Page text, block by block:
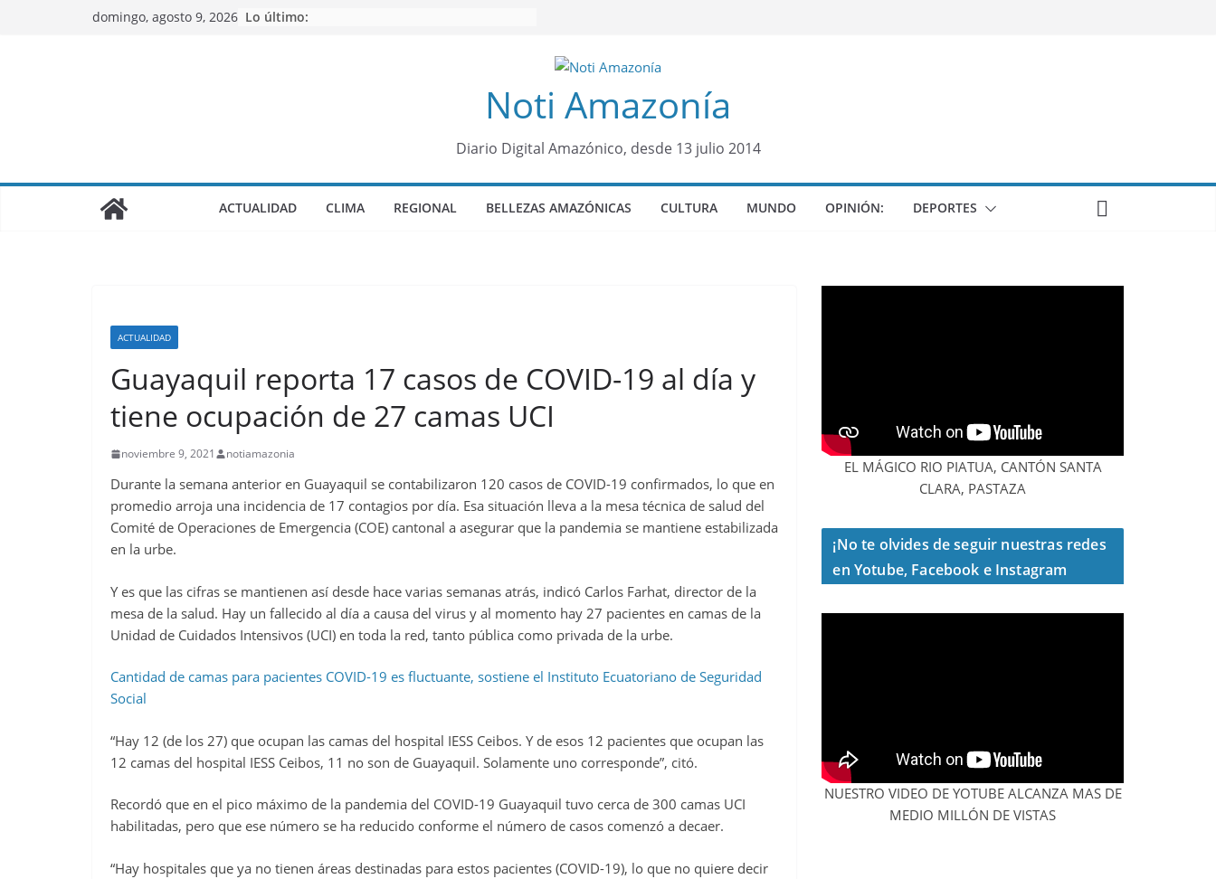
domingo, agosto 9, 2026 Lo último:
Noti Amazonía
Diario Digital Amazónico, desde 13 julio 2014
ACTUALIDAD CLIMA REGIONAL BELLEZAS AMAZÓNICAS CULTURA MUNDO OPINIÓN: DEPORTES
ACTUALIDAD
Guayaquil reporta 17 casos de COVID-19 al día y
tiene ocupación de 27 camas UCI
noviembre 9, 2021 notiamazonia
Durante la semana anterior en Guayaquil se contabilizaron 120 casos de COVID-19 confirmados, lo que en
promedio arroja una incidencia de 17 contagios por día. Esa situación lleva a la mesa técnica de salud del
Comité de Operaciones de Emergencia (COE) cantonal a asegurar que la pandemia se mantiene estabilizada
en la urbe.
Y es que las cifras se mantienen así desde hace varias semanas atrás, indicó Carlos Farhat, director de la
mesa de la salud. Hay un fallecido al día a causa del virus y al momento hay 27 pacientes en camas de la
Unidad de Cuidados Intensivos (UCI) en toda la red, tanto pública como privada de la urbe.
Cantidad de camas para pacientes COVID-19 es fluctuante, sostiene el Instituto Ecuatoriano de Seguridad
Social
“Hay 12 (de los 27) que ocupan las camas del hospital IESS Ceibos. Y de esos 12 pacientes que ocupan las
12 camas del hospital IESS Ceibos, 11 no son de Guayaquil. Solamente uno corresponde”, citó.
Recordó que en el pico máximo de la pandemia del COVID-19 Guayaquil tuvo cerca de 300 camas UCI
habilitadas, pero que ese número se ha reducido conforme el número de casos comenzó a decaer.
“Hay hospitales que ya no tienen áreas destinadas para estos pacientes (COVID-19), lo que no quiere decir
EL MÁGICO RIO PIATUA, CANTÓN SANTA
CLARA, PASTAZA
¡No te olvides de seguir nuestras redes
en Yotube, Facebook e Instagram
NUESTRO VIDEO DE YOTUBE ALCANZA MAS DE
MEDIO MILLÓN DE VISTAS